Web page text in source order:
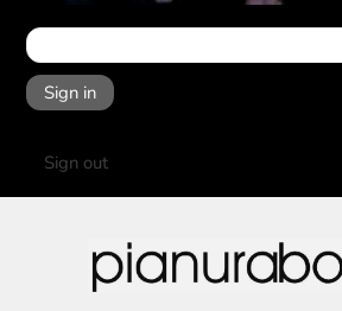
Sign in
Sign out